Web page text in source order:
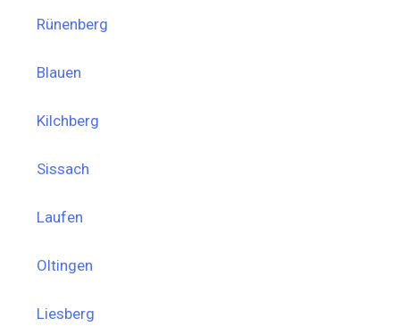
Rünenberg
Blauen
Kilchberg
Sissach
Laufen
Oltingen
Liesberg